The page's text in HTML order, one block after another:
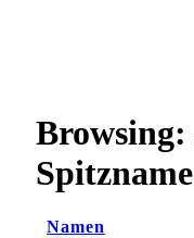
Browsing:
Spitzname
Namen